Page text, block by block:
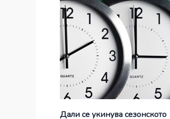
Дали се укинува сезонското